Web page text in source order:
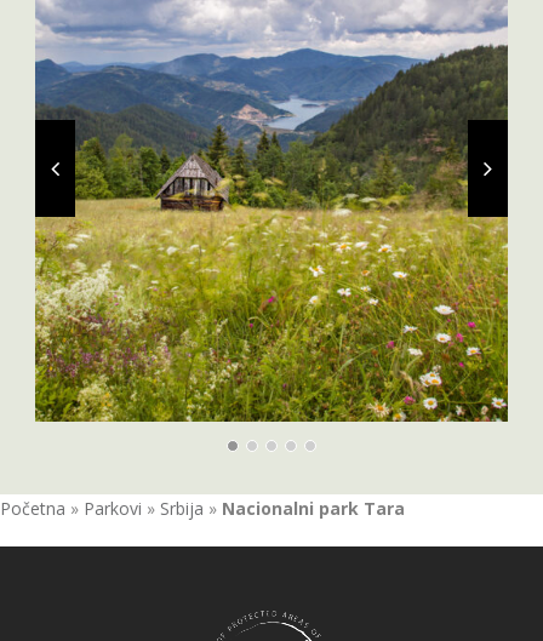
Početna » Parkovi » Srbija » Nacionalni park Tara